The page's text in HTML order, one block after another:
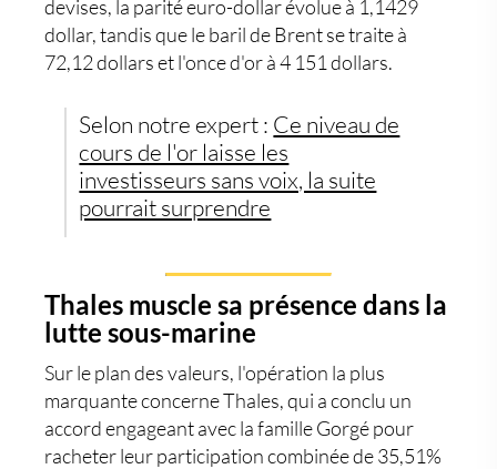
devises, la parité euro-dollar évolue à 1,1429
dollar, tandis que le baril de Brent se traite à
72,12 dollars et l'once d'or à 4 151 dollars.
Selon notre expert : Ce niveau de
cours de l'or laisse les
investisseurs sans voix, la suite
pourrait surprendre
Thales muscle sa présence dans la
lutte sous-marine
Sur le plan des valeurs, l'opération la plus
marquante concerne Thales, qui a conclu un
accord engageant avec la famille Gorgé pour
racheter leur participation combinée de 35,51%